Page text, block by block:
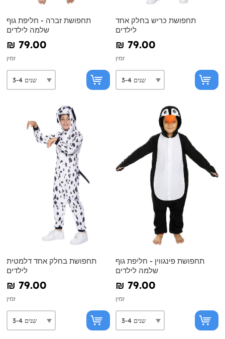
תחפושת זברה - חליפת גוף
שלמה לילדים
₪‎ 79.00
זמין
תחפושת כריש בחלק אחד
לילדים
₪‎ 79.00
זמין
תחפושת בחלק אחד דלמטית
לילדים
₪‎ 79.00
זמין
תחפושת פינגווין - חליפת גוף
שלמה לילדים
₪‎ 79.00
זמין